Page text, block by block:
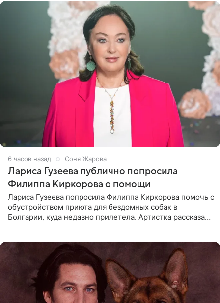
6 часов назад Соня Жарова
Лариса Гузеева публично попросила
Филиппа Киркорова о помощи
Лариса Гузеева попросила Филиппа Киркорова помочь с
обустройством приюта для бездомных собак в
Болгарии, куда недавно прилетела. Артистка рассказала